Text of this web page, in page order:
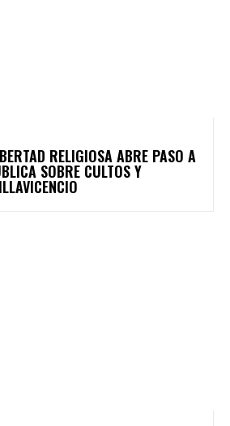
RELIGIOSA ABRE PASO A
SOBRE CULTOS Y